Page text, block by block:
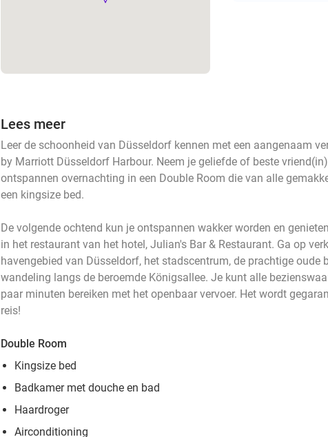
Lees meer
Leer de schoonheid van Düsseldorf kennen met een aangenaam
by Marriott Düsseldorf Harbour. Neem je geliefde of beste
ontspannen overnachting in een Double Room die van alle
een kingsize bed.
De volgende ochtend kun je ontspannen wakker worden en
in het restaurant van het hotel, Julian's Bar & Restaurant. Ga op
havengebied van Düsseldorf, het stadscentrum, de prachtige oude
wandeling langs de beroemde Königsallee. Je kunt alle
paar minuten bereiken met het openbaar vervoer. Het wordt
reis!
Double Room
Kingsize bed
Badkamer met douche en bad
Haardroger
Airconditioning